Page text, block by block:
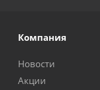
Компания
Новости
Акции